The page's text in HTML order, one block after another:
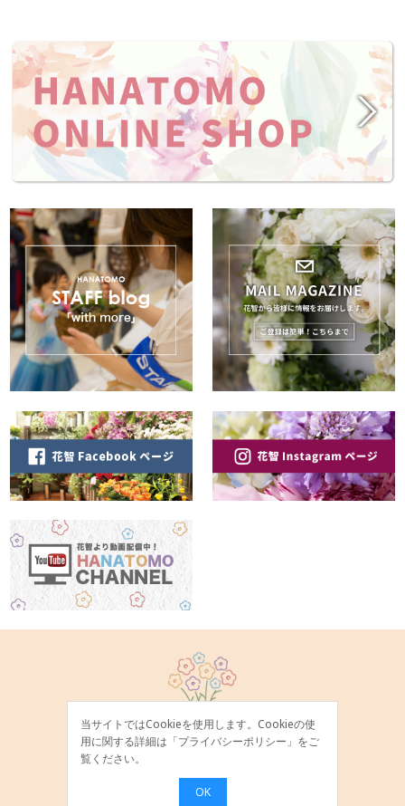
当サイトではCookieを使用します。Cookieの使
用に関する詳細は「プライバシーポリシー 」をご
覧ください。
OK